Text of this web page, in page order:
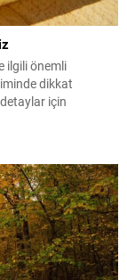
ilgili önemli
dikkat
için